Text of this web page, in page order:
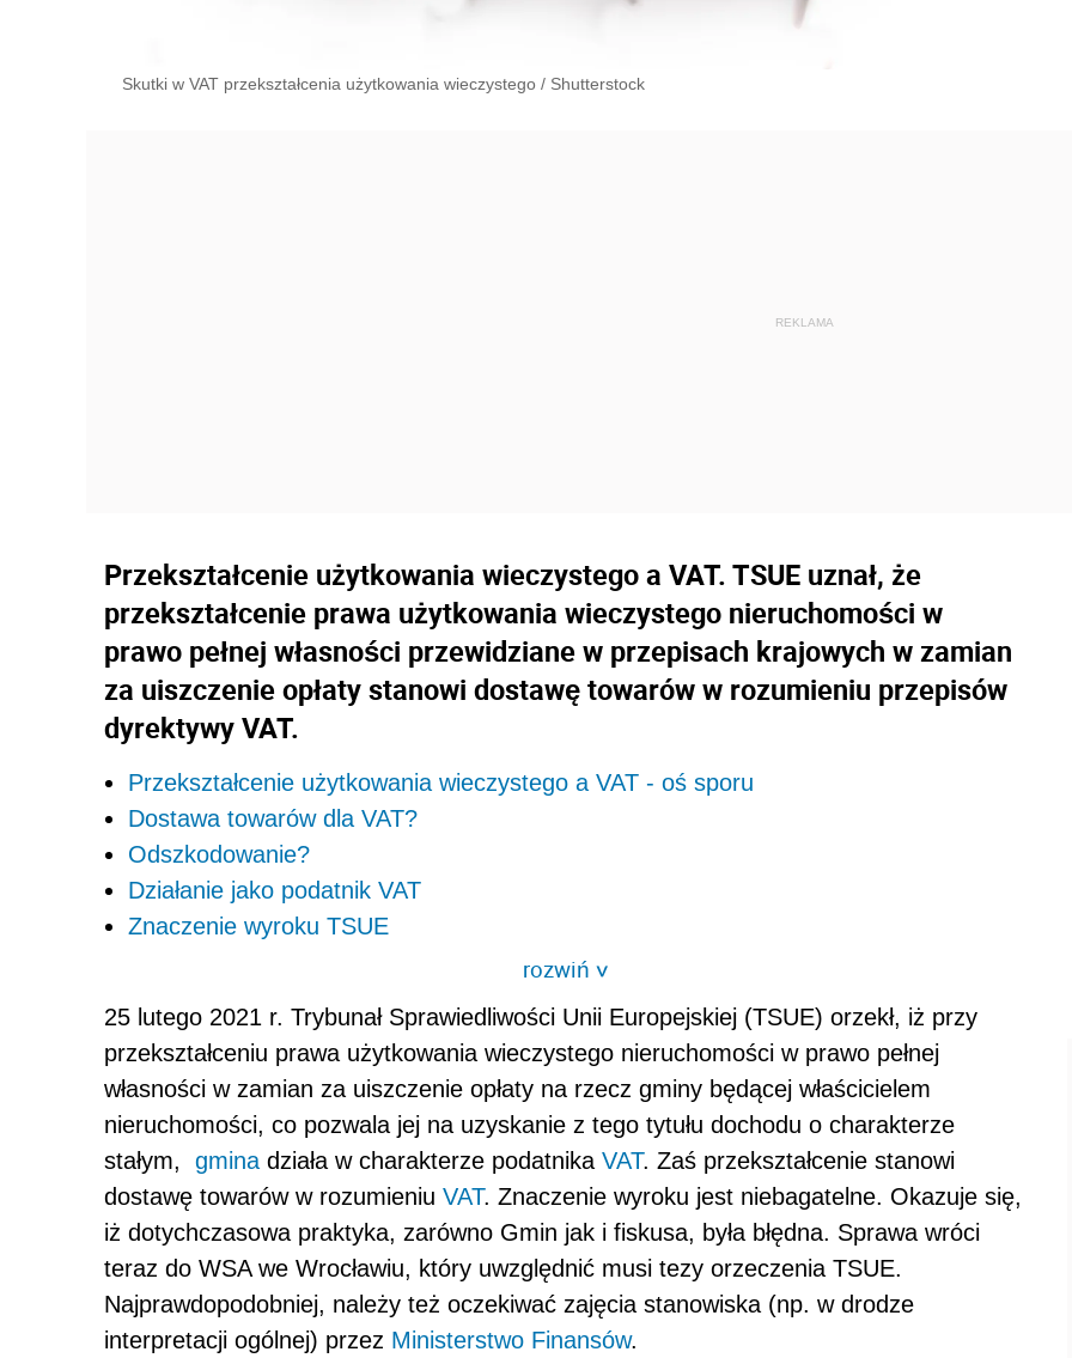
Skutki w VAT przekształcenia użytkowania wieczystego / Shutterstock
Przekształcenie użytkowania wieczystego a VAT. TSUE uznał, że
przekształcenie prawa użytkowania wieczystego nieruchomości w
prawo pełnej własności przewidziane w przepisach krajowych w zamian
za uiszczenie opłaty stanowi dostawę towarów w rozumieniu przepisów
dyrektywy VAT.
Przekształcenie użytkowania wieczystego a VAT - oś sporu
Dostawa towarów dla VAT?
Odszkodowanie?
Działanie jako podatnik VAT
Znaczenie wyroku TSUE
rozwiń>
25 lutego 2021 r. Trybunał Sprawiedliwości Unii Europejskiej (TSUE) orzekł, iż przy
przekształceniu prawa użytkowania wieczystego nieruchomości w prawo pełnej
własności w zamian za uiszczenie opłaty na rzecz gminy będącej właścicielem
nieruchomości, co pozwala jej na uzyskanie z tego tytułu dochodu o charakterze
stałym, gmina działa w charakterze podatnika VAT. Zaś przekształcenie stanowi
dostawę towarów w rozumieniu VAT. Znaczenie wyroku jest niebagatelne. Okazuje się,
iż dotychczasowa praktyka, zarówno Gmin jak i fiskusa, była błędna. Sprawa wróci
teraz do WSA we Wrocławiu, który uwzględnić musi tezy orzeczenia TSUE.
Najprawdopodobniej, należy też oczekiwać zajęcia stanowiska (np. w drodze
interpretacji ogólnej) przez Ministerstwo Finansów.